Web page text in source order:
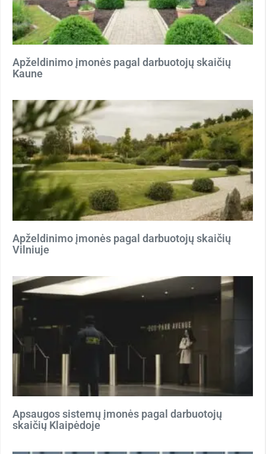
Apželdinimo įmonės pagal darbuotojų skaičių
Kaune
Apželdinimo įmonės pagal darbuotojų skaičių
Vilniuje
Apsaugos sistemų įmonės pagal darbuotojų
skaičių Klaipėdoje